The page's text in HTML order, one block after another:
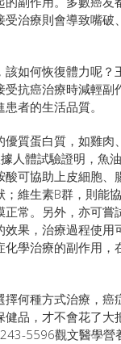
治療則會導致嘴
如何恢復體力呢
抗癌治療時減輕
者的生活品質。
質蛋白質，如雞
人體試驗證明，魚
酸可協助上皮細胞
維生素B群，則能
常。另外，亦可
果，治療過程使
學治療的副作用
何種方式治療，
品，才不會花了
5596觀文醫學營